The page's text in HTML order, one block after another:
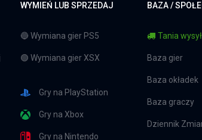
WYMIEŃ LUB SPRZEDAJ
🔵 Wymiana gier PS5
🟢 Wymiana gier XSX
Gry na PlayStation
Gry na Xbox
Gry na Nintendo
BAZA /
Tania
Baza gier
Baza okładek
Baza graczy
Dziennik